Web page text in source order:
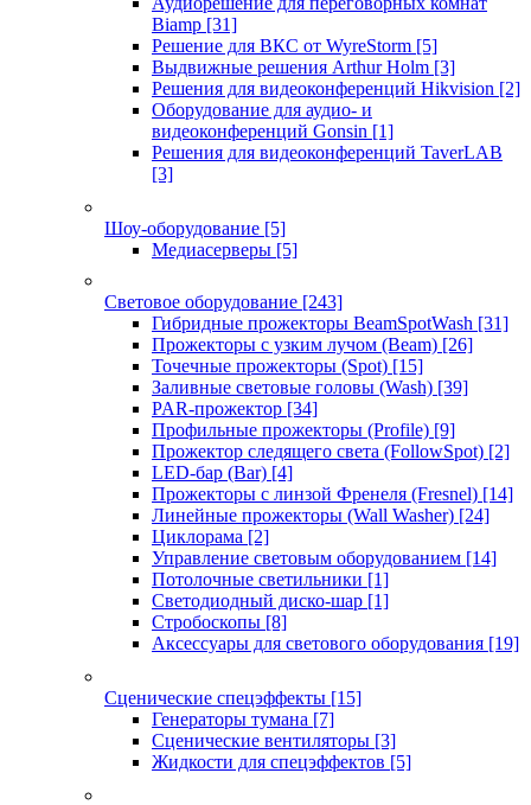
Biamp [31]
Решение для ВКС от WyreStorm [5]
Выдвижные решения Arthur Holm [3]
Решения для видеоконференций Hikvision [2]
Оборудование для аудио- и
видеоконференций Gonsin [1]
Решения для видеоконференций TaverLAB
[3]
Шоу-оборудование [5]
Медиасерверы [5]
Световое оборудование [243]
Гибридные прожекторы BeamSpotWash [31]
Прожекторы с узким лучом (Beam) [26]
Точечные прожекторы (Spot) [15]
Заливные световые головы (Wash) [39]
PAR-прожектор [34]
Профильные прожекторы (Profile) [9]
Прожектор следящего света (FollowSpot) [2]
LED-бар (Bar) [4]
Прожекторы с линзой Френеля (Fresnel) [14]
Линейные прожекторы (Wall Washer) [24]
Циклорама [2]
Управление световым оборудованием [14]
Потолочные светильники [1]
Светодиодный диско-шар [1]
Стробоскопы [8]
Аксессуары для светового оборудования [19]
Сценические спецэффекты [15]
Генераторы тумана [7]
Сценические вентиляторы [3]
Жидкости для спецэффектов [5]